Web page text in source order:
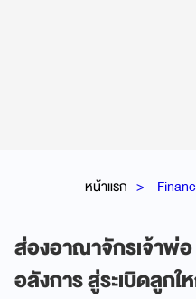
หน้าแรก
ส่องอาณาจักรเจ้าพ่
อลังการ สู่ระเบิดลูก